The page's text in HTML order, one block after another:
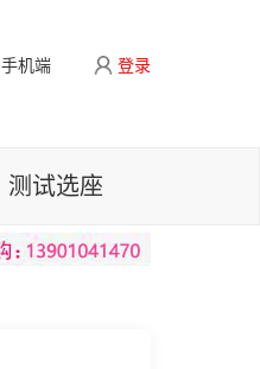
手机端 登录
测试选座